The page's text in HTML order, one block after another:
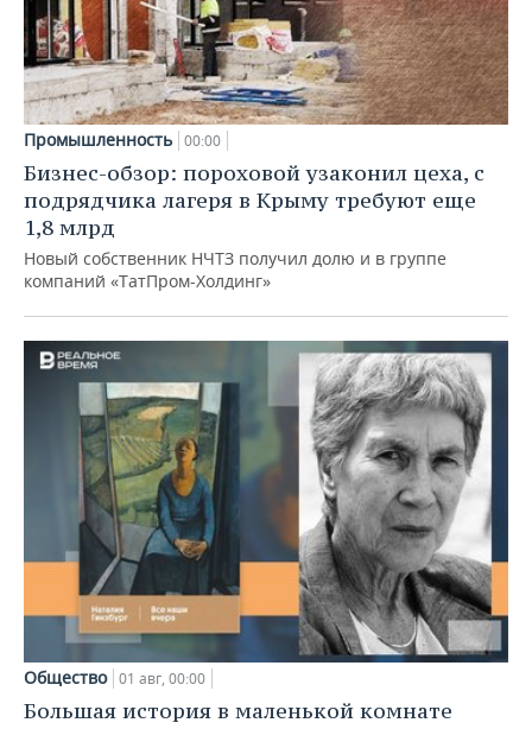
Промышленность 00:00
Бизнес-обзор: пороховой узаконил цеха, с
подрядчика лагеря в Крыму требуют еще
1,8 млрд
Новый собственник НЧТЗ получил долю и в группе
компаний «ТатПром-Холдинг»
Общество 01 авг, 00:00
Большая история в маленькой комнате